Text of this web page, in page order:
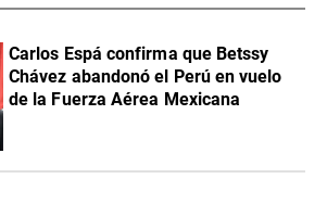
Carlos Espá confirma que Betssy
Chávez abandonó el Perú en vuelo
de la Fuerza Aérea Mexicana